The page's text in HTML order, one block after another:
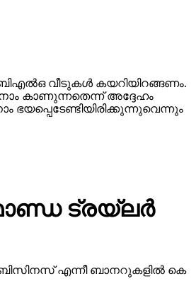
വീടുകള്‍ കയറിയിറങ്ങണം.
കാണുന്നതെന്ന് അദ്ദേഹം
ട്രയ്ലർ
എന്നീ ബാനറുകളിൽ കെ